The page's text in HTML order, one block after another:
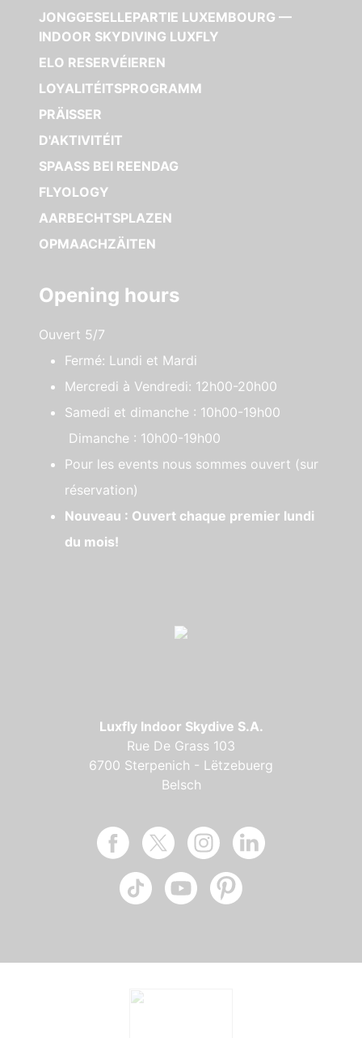
JONGGESELLEPARTIE LUXEMBOURG —
INDOOR SKYDIVING LUXFLY
ELO RESERVÉIEREN
LOYALITÉITSPROGRAMM
PRÄISSER
D'AKTIVITÉIT
SPAASS BEI REENDAG
FLYOLOGY
AARBECHTSPLAZEN
OPMAACHZÄITEN
Opening hours
Ouvert 5/7
Fermé: Lundi et Mardi
Mercredi à Vendredi: 12h00-20h00
Samedi et dimanche : 10h00-19h00
Dimanche : 10h00-19h00
Pour les events nous sommes ouvert (sur
réservation)
Nouveau : Ouvert chaque premier lundi
du mois!
Luxfly Indoor Skydive S.A.
Rue De Grass 103
6700 Sterpenich - Lëtzebuerg
Belsch